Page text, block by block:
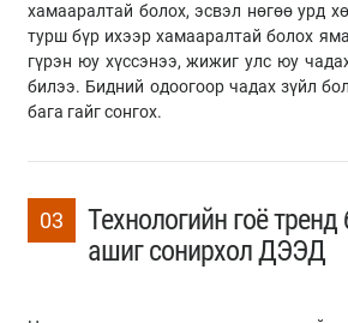
хамааралтай болох, эсвэл нөгөө урд
турш бүр ихээр хамааралтай болох
гүрэн юу хүссэнээ, жижиг улс юу
билээ. Бидний одоогоор чадах зүйл
бага гайг сонгох.
03
Технологийн гоё
ашиг сонирхол ДЭЭД